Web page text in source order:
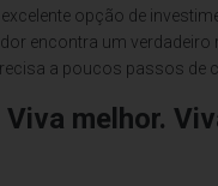
opção de
encontra um
a poucos passos de
melhor.